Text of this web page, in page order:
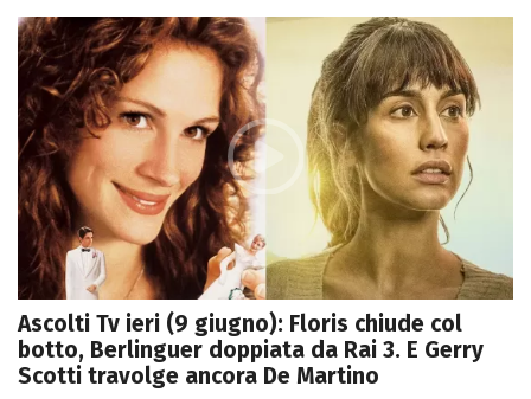
Ascolti Tv ieri (9 giugno): Floris chiude col
botto, Berlinguer doppiata da Rai 3. E Gerry
Scotti travolge ancora De Martino